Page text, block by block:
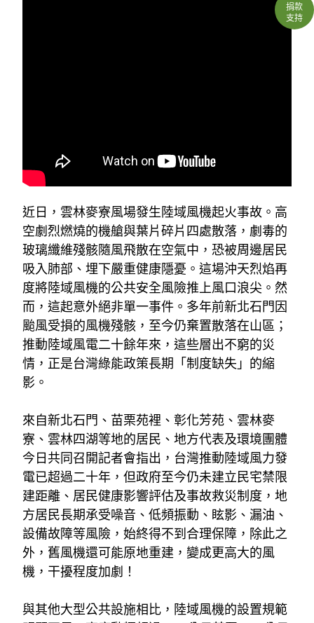
捐款
支持
近日，雲林麥寮風場發生陸域風機起火事故。高
空劇烈燃燒的機艙與葉片碎片四處散落，劇毒的
玻璃纖維殘骸隨風飛散在空氣中，恐被周邊居民
吸入肺部、埋下嚴重健康隱憂。這場沖天烈焰再
度將陸域風機的公共安全風險推上風口浪尖。然
而，這起意外絕非單一事件。多年前新北石門因
颱風受損的風機殘骸，至今仍棄置散落在山區；
推動陸域風電二十餘年來，這些層出不窮的災
情，正是台灣綠能政策長期「制度缺失」的縮
影。
來自新北石門、苗栗苑裡、彰化芳苑、雲林麥
寮、雲林四湖等地的居民、地方代表及環境團體
今日共同召開記者會指出，台灣推動陸域風力發
電已超過二十年，但政府至今仍未建立民宅禁限
建距離、居民健康影響評估及事故救災制度，地
方居民長期承受噪音、低頻振動、眩影、漏油、
設備故障等風險，始終得不到合理保障，除此之
外，舊風機還可能原地重建，變成更高大的風
機，干擾程度加劇！
與其他大型公共設施相比，陸域風機的設置規範